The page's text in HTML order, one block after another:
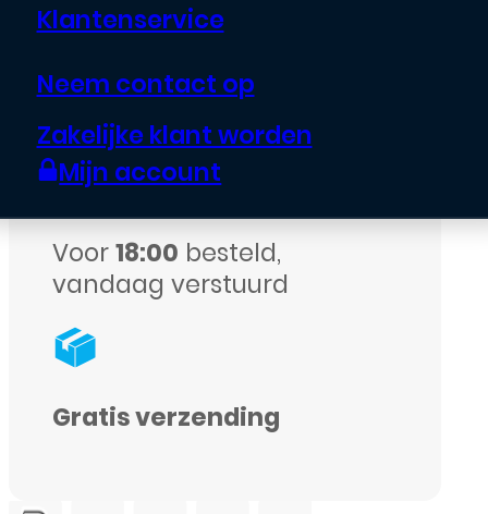
Klantenservice
Neem contact op
Zakelijke klant worden
Mijn account
Book
case
Roze
aantal
Echte garantie op alle
assortiment
Voor18:00 besteld,
vandaag verstuurd
Gratis verzending